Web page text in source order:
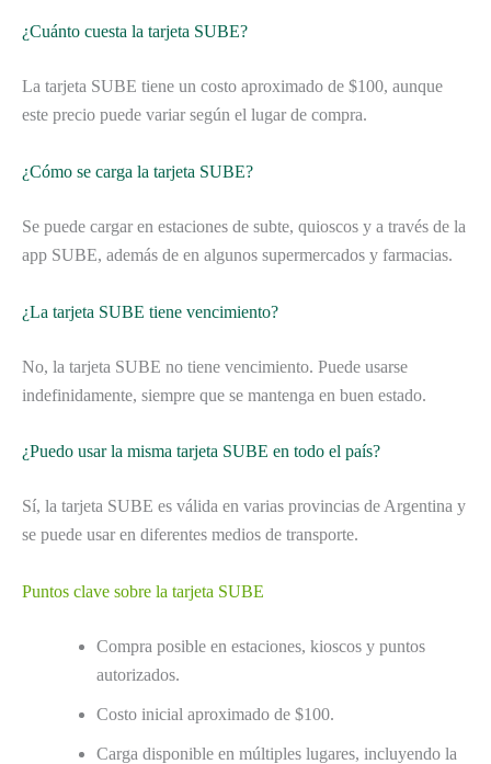
¿Cuánto cuesta la tarjeta SUBE?
La tarjeta SUBE tiene un costo aproximado de $100, aunque
este precio puede variar según el lugar de compra.
¿Cómo se carga la tarjeta SUBE?
Se puede cargar en estaciones de subte, quioscos y a través de la
app SUBE, además de en algunos supermercados y farmacias.
¿La tarjeta SUBE tiene vencimiento?
No, la tarjeta SUBE no tiene vencimiento. Puede usarse
indefinidamente, siempre que se mantenga en buen estado.
¿Puedo usar la misma tarjeta SUBE en todo el país?
Sí, la tarjeta SUBE es válida en varias provincias de Argentina y
se puede usar en diferentes medios de transporte.
Puntos clave sobre la tarjeta SUBE
Compra posible en estaciones, kioscos y puntos
autorizados.
Costo inicial aproximado de $100.
Carga disponible en múltiples lugares, incluyendo la